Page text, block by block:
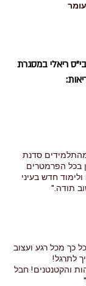
ריאלי במסגרת
סדנת
בכל הפרמטרים
חדש בעיני
תודה."
כך מכל רגע ועצוב
לתרגל!
והקטנטנים! חבל